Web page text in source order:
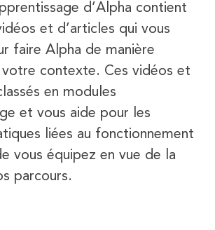
d’Alpha contient
et d’articles qui vous
faire Alpha de manière
contexte. Ces vidéos et
en modules
et vous aide pour les
liées au fonctionnement
vous équipez en vue de la
parcours.